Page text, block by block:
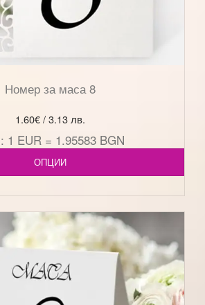
Номер за маса 8
1.60€/ 3.13 лв.
1 EUR = 1.95583 BGN
ОПЦИИ